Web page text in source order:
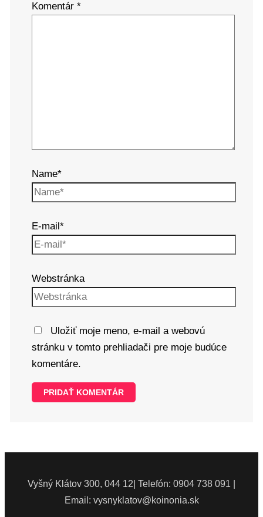
Komentár *
Name*
E-mail*
Webstránka
Uložiť moje meno, e-mail a webovú
stránku v tomto prehliadači pre moje budúce
komentáre.
Vyšný Klátov 300, 044 12| Telefón: 0904 738 091 |
Email: vysnyklatov@koinonia.sk